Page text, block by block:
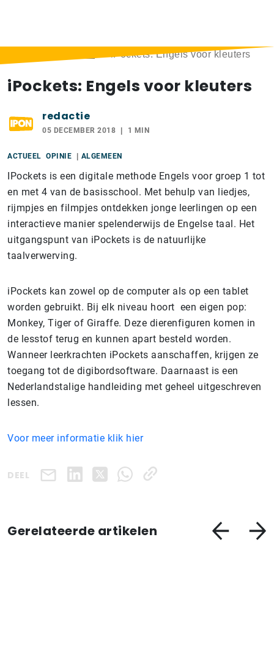
iPockets: Engels voor kleuters
iPockets: Engels voor kleuters
redactie
05 DECEMBER 2018 1 MIN
ACTUEEL OPINIE ALGEMEEN
IPockets is een digitale methode Engels voor groep 1 tot
en met 4 van de basisschool. Met behulp van liedjes,
rijmpjes en filmpjes ontdekken jonge leerlingen op een
interactieve manier spelenderwijs de Engelse taal. Het
uitgangspunt van iPockets is de natuurlijke
taalverwerving.
iPockets kan zowel op de computer als op een tablet
worden gebruikt. Bij elk niveau hoort een eigen pop:
Monkey, Tiger of Giraffe. Deze dierenfiguren komen in
de lesstof terug en kunnen apart besteld worden.
Wanneer leerkrachten iPockets aanschaffen, krijgen ze
toegang tot de digibordsoftware. Daarnaast is een
Nederlandstalige handleiding met geheel uitgeschreven
lessen.
Voor meer informatie klik hier
DEEL
Gerelateerde artikelen